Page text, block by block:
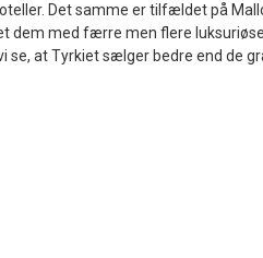
Det samme er tilfældet på
dem med færre men flere
se, at Tyrkiet sælger bedre end de